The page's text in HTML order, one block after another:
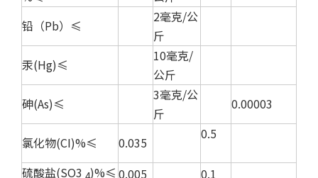
铅（Pb）≤
2毫克/公
斤
汞(Hg)≤
10毫克/
公斤
砷(As)≤
3毫克/公
斤
0.00003
氯化物(CI)%≤ 0.035
0.5
硫酸盐(SO3 )%≤ 0.005
0.1